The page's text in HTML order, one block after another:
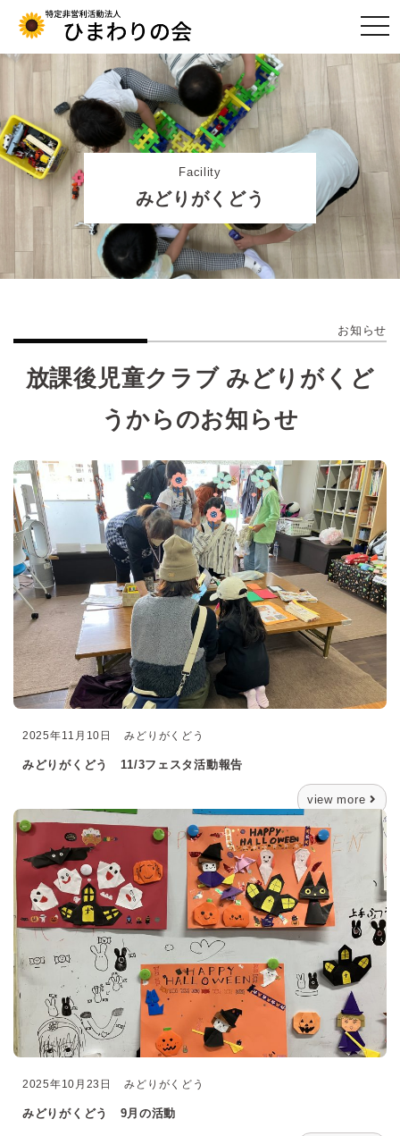
Facility
みどりがくどう
お知らせ
放課後児童クラブ みどりがくど
うからのお知らせ
2025年11月10日 みどりがくどう
みどりがくどう 11/3フェスタ活動報告
view more
2025年10月23日 みどりがくどう
みどりがくどう 9月の活動